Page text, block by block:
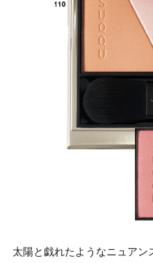
太陽と戯れたようなニュアン